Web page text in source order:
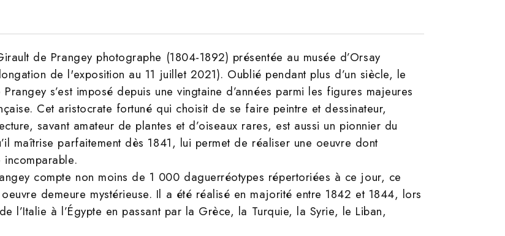
de Prangey photographe (1804-1892) présentée au musée d’Orsay
de l'exposition au 11 juillet 2021). Oublié pendant plus d’un siècle, le
s’est imposé depuis une vingtaine d’années parmi les figures majeures
Cet aristocrate fortuné qui choisit de se faire peintre et dessinateur,
savant amateur de plantes et d’oiseaux rares, est aussi un pionnier du
maîtrise parfaitement dès 1841, lui permet de réaliser une oeuvre dont
incomparable.
compte non moins de 1 000 daguerréotypes répertoriées à ce jour, ce
demeure mystérieuse. Il a été réalisé en majorité entre 1842 et 1844, lors
l’Italie à l’Égypte en passant par la Grèce, la Turquie, la Syrie, le Liban,